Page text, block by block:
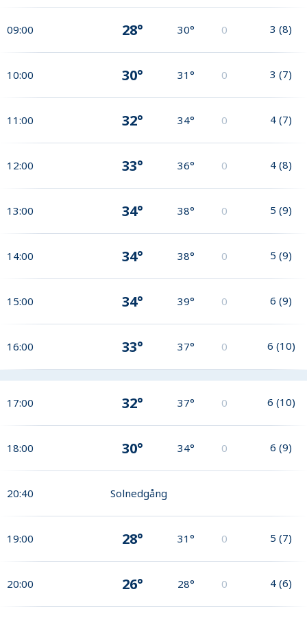
09:00 28° 30° 0 3 (8)
10:00 30° 31° 0 3 (7)
11:00 32° 34° 0 4 (7)
12:00 33° 36° 0 4 (8)
13:00 34° 38° 0 5 (9)
14:00 34° 38° 0 5 (9)
15:00 34° 39° 0 6 (9)
16:00 33° 37° 0 6 (10)
17:00 32° 37° 0 6 (10)
18:00 30° 34° 0 6 (9)
20:40 Solnedgång
19:00 28° 31° 0 5 (7)
20:00 26° 28° 0 4 (6)